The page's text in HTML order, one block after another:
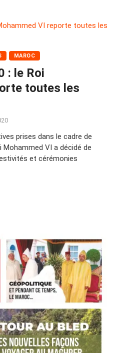
MAROC
: le Roi
toutes les
prises dans le cadre de
Mohammed VI a décidé de
et cérémonies